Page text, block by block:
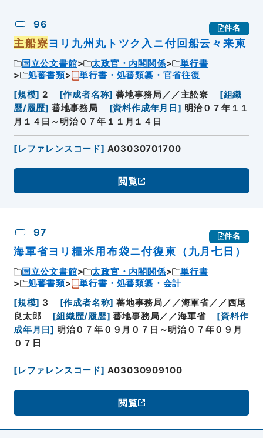
96 件名
主船寮ヨリ九州丸トツク入ニ付回船云々来柬
国立公文書館 太政官・内閣関係
単行書
処蕃書類
単行書・処蕃類纂・官省往復
[規模] 2 [作成者名称] 蕃地事務局／／主舩寮 [組織
歴/履歴] 蕃地事務局 [資料作成年月日] 明治０７年１１
月１４日～明治０７年１１月１４日
[レファレンスコード] A03030701700
閲覧
97 件名
海軍省ヨリ糧米用布袋ニ付復柬（九月七日）
国立公文書館 太政官・内閣関係
単行書
処蕃書類
単行書・処蕃類纂・会計
[規模] 3 [作成者名称] 蕃地事務局／／海軍省／／西尾
良太郎
[組織歴/履歴] 蕃地事務局／／海軍省 [資料作
成年月日] 明治０７年０９月０７日～明治０７年０９月
０７日
[レファレンスコード] A03030909100
閲覧